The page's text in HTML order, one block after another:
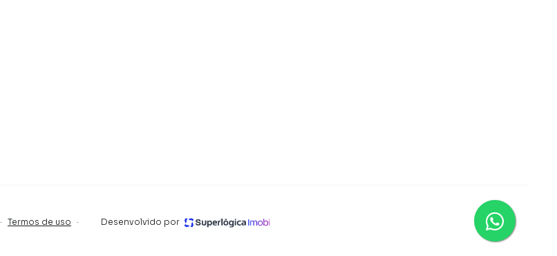
· Termos de uso · Desenvolvido por